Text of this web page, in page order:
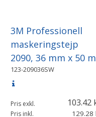
3M Professionell
maskeringstejp
2090, 36 mm x 50 m
123-209036SW
Pris exkl. 103.42
Pris inkl. 129.28